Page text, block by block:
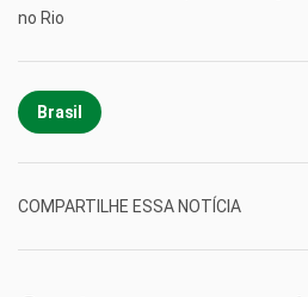
no Rio
Brasil
COMPARTILHE ESSA NOTÍCIA